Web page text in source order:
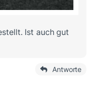
Ist auch gut
Antworte